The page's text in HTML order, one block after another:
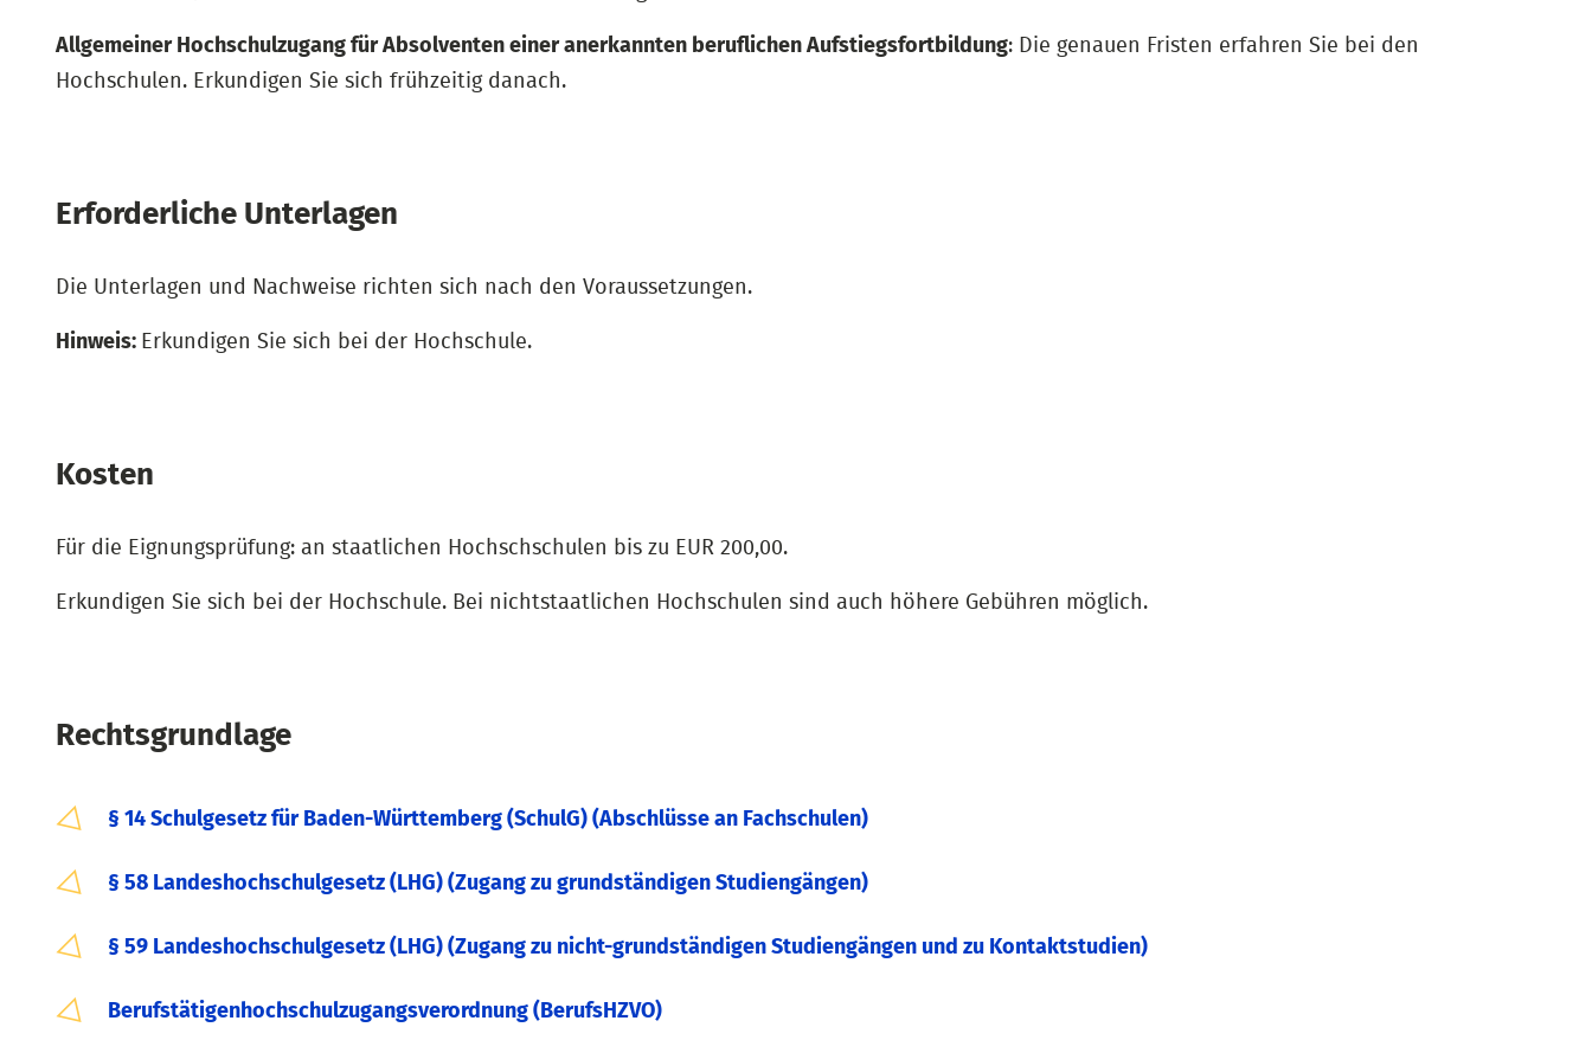
Allgemeiner Hochschulzugang für Absolventen einer anerkannten beruflichen Aufstiegsfortbildung: Die genauen Fristen erfahren Sie bei den
Hochschulen. Erkundigen Sie sich frühzeitig danach.
Erforderliche Unterlagen
Die Unterlagen und Nachweise richten sich nach den Voraussetzungen.
Hinweis: Erkundigen Sie sich bei der Hochschule.
Kosten
Für die Eignungsprüfung: an staatlichen Hochschschulen bis zu EUR 200,00.
Erkundigen Sie sich bei der Hochschule. Bei nichtstaatlichen Hochschulen sind auch höhere Gebühren möglich.
Rechtsgrundlage
§ 14 Schulgesetz für Baden-Württemberg (SchulG) (Abschlüsse an Fachschulen)
§ 58 Landeshochschulgesetz (LHG) (Zugang zu grundständigen Studiengängen)
§ 59 Landeshochschulgesetz (LHG) (Zugang zu nicht-grundständigen Studiengängen und zu Kontaktstudien)
Berufstätigenhochschulzugangsverordnung (BerufsHZVO)